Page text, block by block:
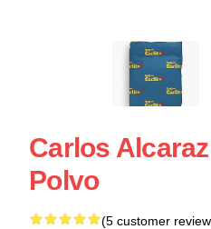
Carlos
Polvo
(5 customer